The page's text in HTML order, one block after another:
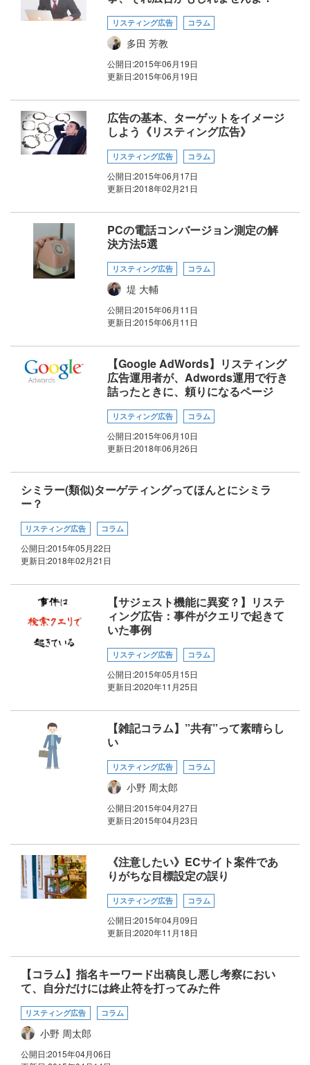
リスティング広告 コラム
多田 芳教
公開日:2015年06月19日
更新日:2015年06月19日
広告の基本、ターゲットをイメージ
しよう《リスティング広告》
リスティング広告 コラム
公開日:2015年06月17日
更新日:2018年02月21日
PCの電話コンバージョン測定の解
決方法5選
リスティング広告 コラム
堤 大輔
公開日:2015年06月11日
更新日:2015年06月11日
【Google AdWords】リスティング
広告運用者が、Adwords運用で行き
詰ったときに、頼りになるページ
リスティング広告 コラム
公開日:2015年06月10日
更新日:2018年06月26日
シミラー(類似)ターゲティングってほんとにシミラ
ー？
リスティング広告 コラム
公開日:2015年05月22日
更新日:2018年02月21日
【サジェスト機能に異変？】リステ
ィング広告：事件がクエリで起きて
いた事例
リスティング広告 コラム
公開日:2015年05月15日
更新日:2020年11月25日
【雑記コラム】”共有”って素晴らし
い
リスティング広告 コラム
小野 周太郎
公開日:2015年04月27日
更新日:2015年04月23日
《注意したい》ECサイト案件であ
りがちな目標設定の誤り
リスティング広告 コラム
公開日:2015年04月09日
更新日:2020年11月18日
【コラム】指名キーワード出稿良し悪し考察におい
て、自分だけには終止符を打ってみた件
リスティング広告 コラム
小野 周太郎
公開日:2015年04月06日